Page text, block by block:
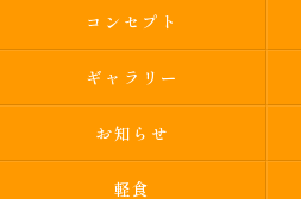
コンセプト
ギャラリー
お知らせ
軽食